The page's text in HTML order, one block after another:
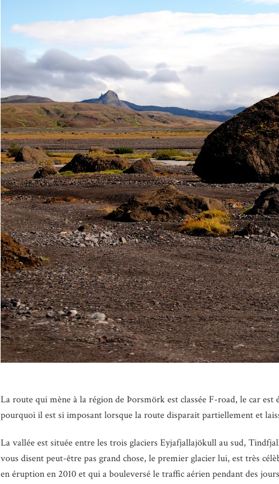
La route qui mène à la région de Þorsmörk est classée F-road, le car
pourquoi il est si imposant lorsque la route disparait partiellement et
La vallée est située entre les trois glaciers Eyjafjallajökull au sud,
vous disent peut-être pas grand chose, le premier glacier lui, est très
en éruption en 2010 et qui a bouleversé le traffic aérien pendant des